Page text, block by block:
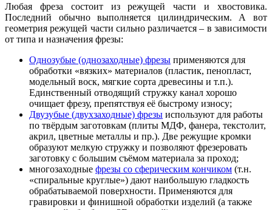
Любая фреза состоит из режущей части и хвостовика.
Последний обычно выполняется цилиндрическим. А вот
геометрия режущей части сильно различается – в зависимости
от типа и назначения фрезы:
Однозубые (однозаходные) фрезы применяются для
обработки «вязких» материалов (пластик, пенопласт,
модельный воск, мягкие сорта древесины и т.п.).
Единственный отводящий стружку канал хорошо
очищает фрезу, препятствуя её быстрому износу;
Двузубые (двухзаходные) фрезы используют для работы
по твёрдым заготовкам (плиты МДФ, фанера, текстолит,
акрил, цветные металлы и пр.). Две режущие кромки
образуют мелкую стружку и позволяют фрезеровать
заготовку с большим съёмом материала за проход;
многозаходные фрезы со сферическим кончиком (т.н.
«спиральные круглые») дают наибольшую гладкость
обрабатываемой поверхности. Применяются для
гравировки и финишной обработки изделий (а также